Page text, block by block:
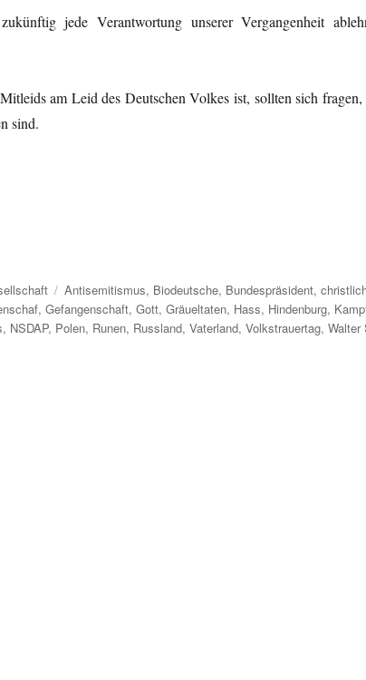
jede Verantwortung unserer Vergangenheit
am Leid des Deutschen Volkes ist, sollten sich
sind.
Schlagwörter
Antisemitismus, Biodeutsche, Bundespräsident,
,Gefangenschaft,Gott,Gräueltaten, Hass, Hindenburg,
, NSDAP, Polen, Runen, Russland,Vaterland,Volkstrauertag,Walter